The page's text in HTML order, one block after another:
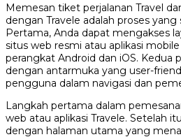
Memesan tiket perjalanan Travel
dengan Travele adalah proses
Pertama, Anda dapat mengakses
situs web resmi atau aplikasi
perangkat Android dan iOS. Kedua
dengan antarmuka yang user-
pengguna dalam navigasi dan
Langkah pertama dalam
web atau aplikasi Travele. Setelah
dengan halaman utama yang